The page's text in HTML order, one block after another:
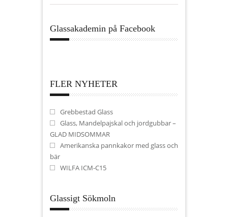
Glassakademin på Facebook
FLER NYHETER
Grebbestad Glass
Glass, Mandelpajskal och jordgubbar –
GLAD MIDSOMMAR
Amerikanska pannkakor med glass och
bär
WILFA ICM-C15
Glassigt Sökmoln